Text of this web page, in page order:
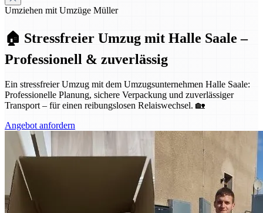
Umziehen mit Umzüge Müller
🏠 Stressfreier Umzug mit Halle Saale –
Professionell & zuverlässig
Ein stressfreier Umzug mit dem Umzugsunternehmen Halle Saale:
Professionelle Planung, sichere Verpackung und zuverlässiger
Transport – für einen reibungslosen Relaiswechsel. 🏡
Angebot anfordern